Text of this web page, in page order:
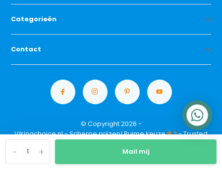
+
- Mail mij
Categorieën
Contact
© Copyright 2026 -
Vikingchoice.nl - Scherpe prijzen! Ruime keuze9.2- Trusted